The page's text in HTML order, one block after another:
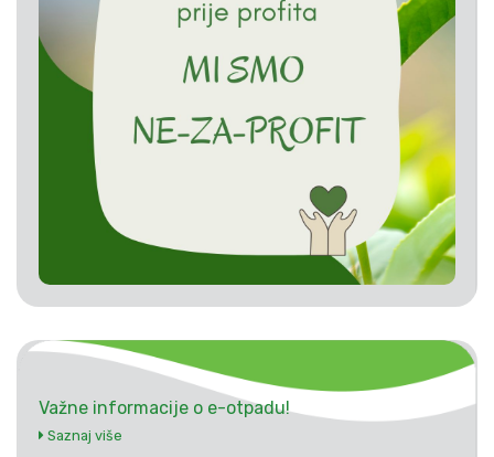
Važne informacije o e-otpadu!
Saznaj više